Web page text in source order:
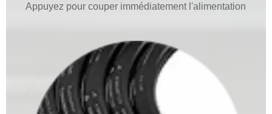
Appuyez pour couper immédiatement l'alimentation